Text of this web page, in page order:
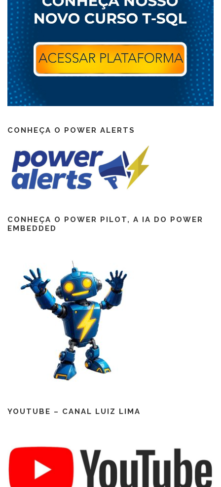
CONHEÇA O POWER ALERTS
CONHEÇA O POWER PILOT, A IA DO POWER
EMBEDDED
YOUTUBE – CANAL LUIZ LIMA